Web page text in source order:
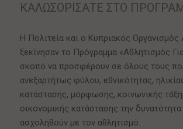
ΚΑΛΩΣΟΡΙΣΑΤΕ ΣΤΟ
Η Πολιτεία και ο Κυπριακός Οργανισμός
ξεκίνησαν το Πρόγραμμα «Αθλητισμός
σκοπό να προσφέρουν σε όλους τους
ανεξαρτήτως φύλου, εθνικότητας,
κατάστασης, μόρφωσης, κοινωνικής
οικονομικής κατάστασης την δυνατότητα
ασχοληθούν με τον αθλητισμό.